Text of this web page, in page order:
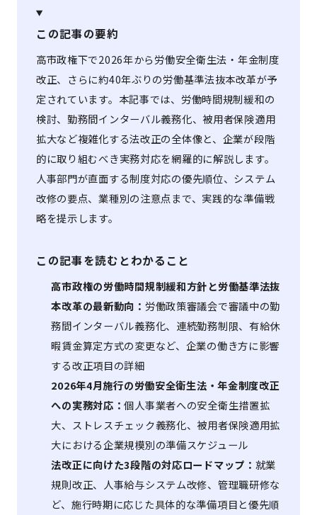
この記事の要約
高市政権下で2026年から労働安全衛生法・年金制度
改正、さらに約40年ぶりの労働基準法抜本改革が予
定されています。本記事では、労働時間規制緩和の
検討、勤務間インターバル義務化、被用者保険適用
拡大など複雑化する法改正の全体像と、企業が段階
的に取り組むべき実務対応を網羅的に解説します。
人事部門が直面する制度対応の優先順位、システム
改修の要点、業種別の注意点まで、実践的な準備戦
略を提示します。
この記事を読むとわかること
高市政権の労働時間規制緩和方針と労働基準法抜
本改革の最新動向： 労働政策審議会で審議中の勤
務間インターバル義務化、連続勤務制限、有給休
暇賃金算定方式の変更など、企業の働き方に影響
する改正項目の詳細
2026年4月施行の労働安全衛生法・年金制度改正
への実務対応：個人事業者への安全衛生措置拡
大、ストレスチェック義務化、被用者保険適用拡
大における企業規模別の準備スケジュール
法改正に向けた3段階の対応ロードマップ： 就業
規則改正、人事給与システム改修、管理職研修な
ど、施行時期に応じた具体的な準備項目と優先順